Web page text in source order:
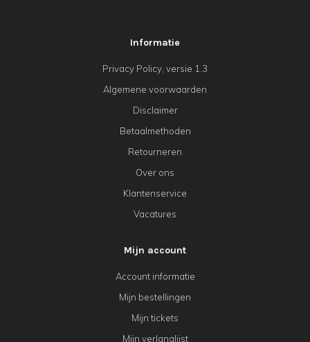
Informatie
Privacy Policy, versie 1.3
Algemene voorwaarden
Disclaimer
Betaalmethoden
Retourneren
Over ons
Klantenservice
Vacatures
Mijn account
Account informatie
Mijn bestellingen
Mijn tickets
Mijn verlanglijst